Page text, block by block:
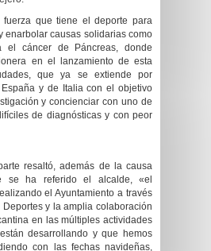
fuerza que tiene el deporte para
enarbolar causas solidarias como
el cáncer de Páncreas, donde
en el lanzamiento de esta
que ya se extiende por
y de Italia con el objetivo
y concienciar con uno de
de diagnósticas y con peor
resaltó, además de la causa
se ha referido el alcalde, «el
el Ayuntamiento a través
y la amplia colaboración
en las múltiples actividades
desarrollando y que hemos
con las fechas navideñas,